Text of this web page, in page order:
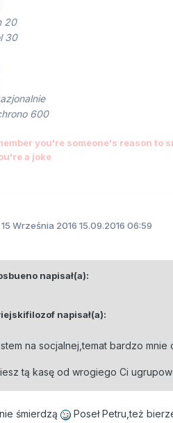
20
30
600
you're someone's reason to
a joke
15 Września 2016 15.09.2016 06:59
napisał(a):
napisał(a):
na socjalnej,temat bardzo mnie
tą kasę od wrogiego Ci
śmierdzą
Poseł Petru,też